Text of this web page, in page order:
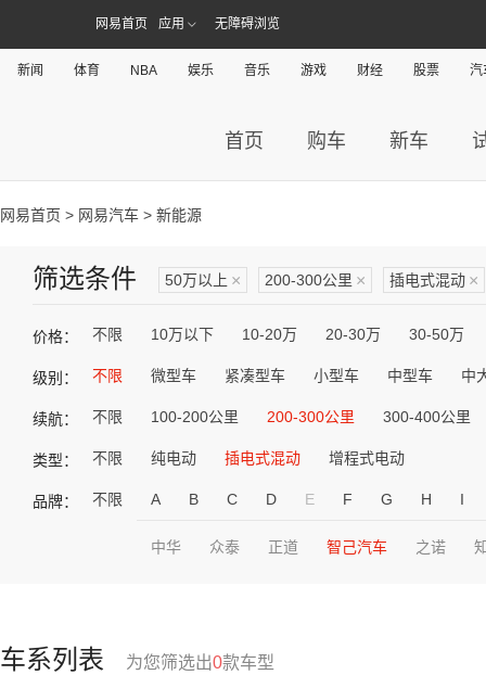
网易首页 应用 无障碍浏览
新闻 体育 NBA 娱乐 音乐 游戏 财经 股票 汽
首页 购车 新车
网易首页 > 网易汽车 > 新能源
筛选条件 50万以上 × 200-300公里 × 插电式混动 ×
价格： 不限 10万以下 10-20万 20-30万 30-50万
级别： 不限 微型车 紧凑型车 小型车 中型车 中
续航： 不限 100-200公里 200-300公里 300-400公里
类型： 不限 纯电动 插电式混动 增程式电动
品牌： 不限 A B C D E F G H I
中华 众泰 正道 智己汽车 之诺
车系列表 为您筛选出0款车型